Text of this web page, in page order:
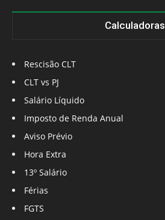
Calculadoras
Rescisão CLT
CLT vs PJ
Salário Líquido
Imposto de Renda Anual
Aviso Prévio
Hora Extra
13º Salário
Férias
FGTS